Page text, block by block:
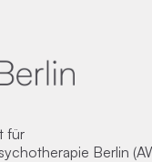
für
Berlin